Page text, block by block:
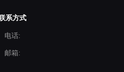
系方式
电话:
邮箱: